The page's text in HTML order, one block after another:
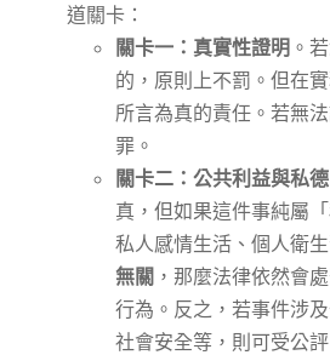
道關卡：
關卡一：真實性證明 。
的，原則上不罰。但在
所言為真的責任。若無
罪。
關卡二：公共利益與私德
真，但如果這件事純屬
私人感情生活、個人衛
無關 ，那麼法律依然會
行為。反之，若事件涉
社會安全等，則可受公